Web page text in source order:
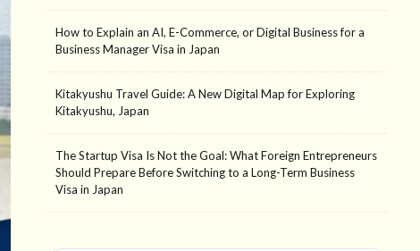
How to Explain an AI, E-Commerce, or Digital Business for a
Business Manager Visa in Japan
Kitakyushu Travel Guide: A New Digital Map for Exploring
Kitakyushu, Japan
The Startup Visa Is Not the Goal: What Foreign Entrepreneurs
Should Prepare Before Switching to a Long-Term Business
Visa in Japan